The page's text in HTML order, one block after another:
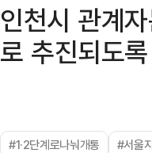
인천시 관계
로 추진되도
#1·2단계로나눠개통 #서울